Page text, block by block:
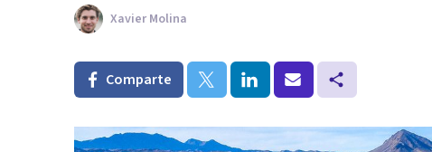
Xavier Molina
Comparte